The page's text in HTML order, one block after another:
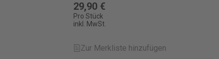
29,90 €
Pro Stück
inkl. MwSt.
Zur Merkliste hinzufügen